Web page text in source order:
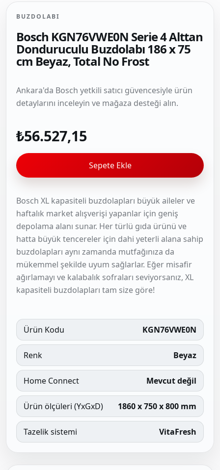
BUZDOLABI
Bosch KGN76VWE0N Serie 4 Alttan
Donduruculu Buzdolabı 186 x 75
cm Beyaz, Total No Frost
Ankara'da Bosch yetkili satıcı güvencesiyle ürün
detaylarını inceleyin ve mağaza desteği alın.
₺56.527,15
Sepete Ekle
Bosch XL kapasiteli buzdolapları büyük aileler ve
haftalık market alışverişi yapanlar için geniş
depolama alanı sunar. Her türlü gıda ürünü ve
hatta büyük tencereler için dahi yeterli alana sahip
buzdolapları aynı zamanda mutfağınıza da
mükemmel şekilde uyum sağlarlar. Eğer misafir
ağırlamayı ve kalabalık sofraları seviyorsanız, XL
kapasiteli buzdolapları tam size göre!
Ürün Kodu KGN76VWE0N
Renk Beyaz
Home Connect Mevcut değil
Ürün ölçüleri (YxGxD) 1860 x 750 x 800 mm
Tazelik sistemi VitaFresh